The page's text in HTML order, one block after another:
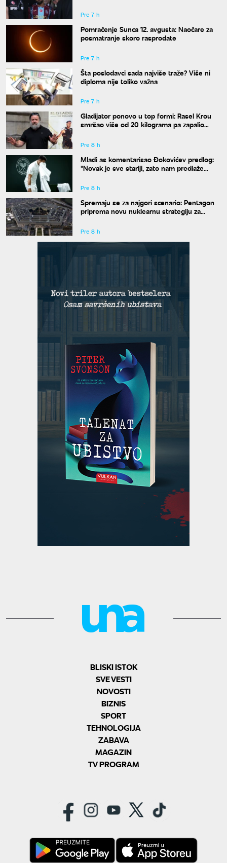
Pre 7 h
Pomračenje Sunca 12. avgusta: Naočare za
posmatranje skoro rasprodate
Pre 7 h
Šta poslodavci sada najviše traže? Više ni
diploma nije toliko važna
Pre 7 h
Gladijator ponovo u top formi: Rasel Krou
smršao više od 20 kilograma pa zapalio
Pre 8 h
Mladi as komentarisao Đokovićev predlog:
"Novak je sve stariji, zato nam predlaže
Pre 8 h
Spremaju se za najgori scenario: Pentagon
priprema novu nuklearnu strategiju za
Pre 8 h
BLISKI ISTOK
SVE VESTI
NOVOSTI
BIZNIS
SPORT
TEHNOLOGIJA
ZABAVA
MAGAZIN
TV PROGRAM